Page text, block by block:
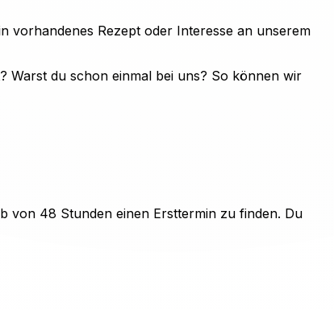
Rezept oder Interesse an unserem
Warst du schon einmal bei uns? So können wir
von 48 Stunden einen Ersttermin zu finden. Du